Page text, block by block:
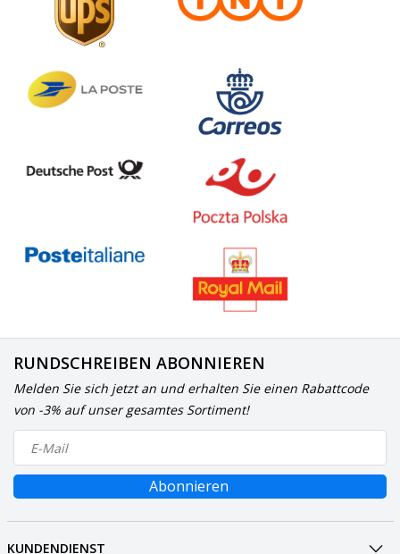
RUNDSCHREIBEN ABONNIEREN
Melden Sie sich jetzt an und erhalten Sie einen Rabattcode
von -3% auf unser gesamtes Sortiment!
Abonnieren
KUNDENDIENST